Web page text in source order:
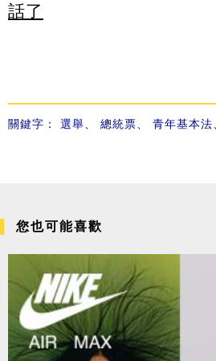
話了
關鍵字： 選舉 總統票 青年基本法
您也可能喜歡